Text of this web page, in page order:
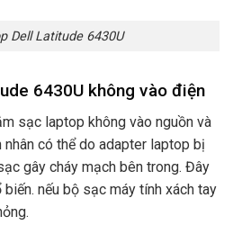
Dell Latitude 6430U
6430U không vào điện
sạc laptop không vào nguồn và
có thể do adapter laptop bị
gây cháy mạch bên trong. Đây
nếu bộ sạc máy tính xách tay